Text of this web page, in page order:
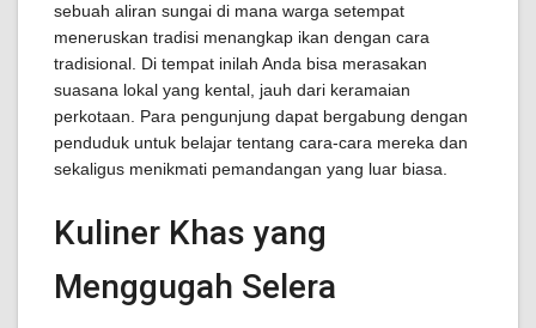
sebuah aliran sungai di mana warga setempat
meneruskan tradisi menangkap ikan dengan cara
tradisional. Di tempat inilah Anda bisa merasakan
suasana lokal yang kental, jauh dari keramaian
perkotaan. Para pengunjung dapat bergabung dengan
penduduk untuk belajar tentang cara-cara mereka dan
sekaligus menikmati pemandangan yang luar biasa.
Kuliner Khas yang
Menggugah Selera